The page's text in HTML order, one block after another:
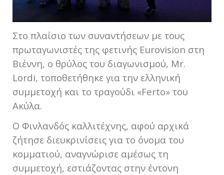
Στο πλαίσιο των συναντήσεων με τους
πρωταγωνιστές της φετινής Eurovision στη
Βιέννη, ο θρύλος του διαγωνισμού, Mr.
Lordi, τοποθετήθηκε για την ελληνική
συμμετοχή και το τραγούδι «Ferto» του
Ακύλα.
Ο Φινλανδός καλλιτέχνης, αφού αρχικά
ζήτησε διευκρινίσεις για το όνομα του
κομματιού, αναγνώρισε αμέσως τη
συμμετοχή, εστιάζοντας στην έντονη